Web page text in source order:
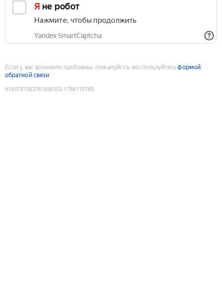
Я не робот
Нажмите, чтобы продолжить
Yandex SmartCaptcha
Если у вас возникли проблемы, пожалуйста, воспользуйтесьформой
обратной связи
9183737063761936302:1786115788